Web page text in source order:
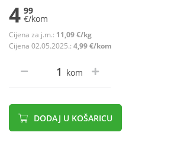
4 99
€/kom
Cijena za j.m.: 11,09 €/kg
Cijena 02.05.2025.: 4,99 €/kom
kom
DODAJ U KOŠARICU